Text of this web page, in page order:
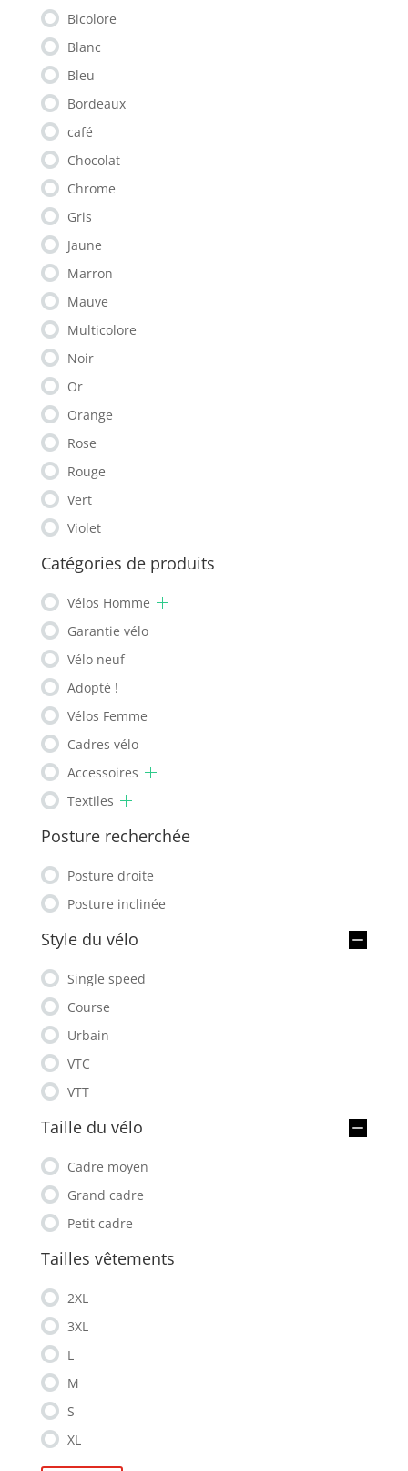
Bicolore
Blanc
Bleu
Bordeaux
café
Chocolat
Chrome
Gris
Jaune
Marron
Mauve
Multicolore
Noir
Or
Orange
Rose
Rouge
Vert
Violet
Catégories de produits
Vélos Homme
Garantie vélo
Vélo neuf
Adopté !
Vélos Femme
Cadres vélo
Accessoires
Textiles
Posture recherchée
Posture droite
Posture inclinée
Style du vélo
Single speed
Course
Urbain
VTC
VTT
Taille du vélo
Cadre moyen
Grand cadre
Petit cadre
Tailles vêtements
2XL
3XL
L
M
S
XL